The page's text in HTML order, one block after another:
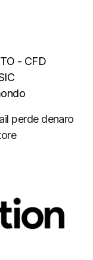
- CFD
perde denaro